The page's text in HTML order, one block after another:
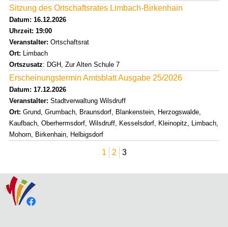
Sitzung des Ortschaftsrates Limbach-Birkenhain
Datum: 16.12.2026
Uhrzeit: 19:00
Veranstalter: Ortschaftsrat
Ort: Limbach
Ortszusatz: DGH, Zur Alten Schule 7
Erscheinungstermin Amtsblatt Ausgabe 25/2026
Datum: 17.12.2026
Veranstalter: Stadtverwaltung Wilsdruff
Ort: Grund, Grumbach, Braunsdorf, Blankenstein, Herzogswalde,
Kaufbach, Oberhermsdorf, Wilsdruff, Kesselsdorf, Kleinopitz, Limbach,
Mohorn, Birkenhain, Helbigsdorf
1 2 3